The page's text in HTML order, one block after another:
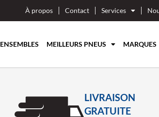
À propos Contact Services
ENSEMBLES MEILLEURS PNEUS MARQUES
LIVRAISON
GRATUITE